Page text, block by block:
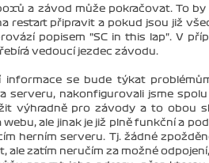
a závod může pokračovat. To
restart připravit a pokud jsou již
popisem "SC in this lap". V
vedoucí jezdec závodu.
informace se bude týkat
serveru, nakonfigurovali jsme
výhradně pro závody a to obou
webu, ale jinak je již plně funkční a
herním serveru. Tj. žádné
ale zatím neručím za možné